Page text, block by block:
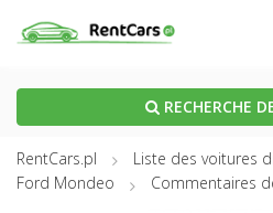
RECHERCHE
RentCars.pl
Liste des voitures
Ford Mondeo
Commentaires